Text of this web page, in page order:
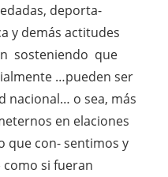
deporta-
y demás actitudes
sosteniendo que
…pueden ser
nacional… o sea, más
en elaciones
que con- sentimos y
si fueran